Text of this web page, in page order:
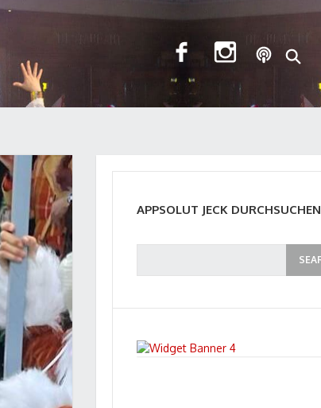
APPSOLUT JECK DURCHSUCHEN